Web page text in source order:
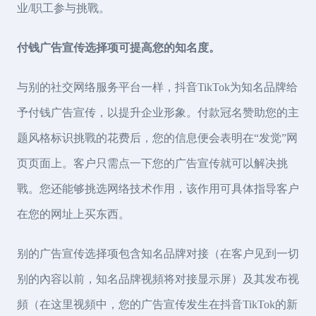
业/职工参与挑戰。
付钱广告宣传选择项可提高您的知名度。
与别的社交网络服务平台一样，抖音TikTok为知名品牌给
予付钱广告宣传，以提升企业形象。付款冠名赞助您的主
题风格标识挑戰的花费后，您的信息便会表明在“发觉”网
页页面上。客户只需点一下您的广告宣传就可以解决挑
戰。您还能够挑选网络技术作用，该作用可具体指导客户
在您的网址上买东西。
别的广告宣传选择项包含知名品牌对接（在客户见到一切
别的內容以前，知名品牌视頻将对接显示屏）及其发布视
頻（在这里视頻中，您的广告宣传发生在抖音TikTok的新